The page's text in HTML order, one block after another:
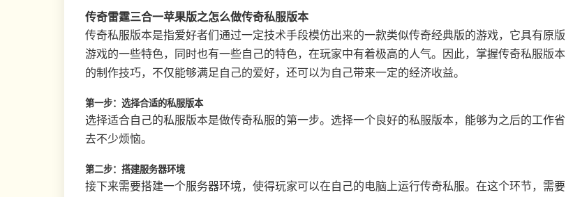
传奇雷霆三合一苹果版之怎么做传奇私服版本
传奇私服版本是指爱好者们通过一定技术手段模仿出来的一款类似传奇经典版的游戏，它具有原版
游戏的一些特色，同时也有一些自己的特色，在玩家中有着极高的人气。因此，掌握传奇私服版本
的制作技巧，不仅能够满足自己的爱好，还可以为自己带来一定的经济收益。
第一步：选择合适的私服版本
选择适合自己的私服版本是做传奇私服的第一步。选择一个良好的私服版本，能够为之后的工作省
去不少烦恼。
第二步：搭建服务器环境
接下来需要搭建一个服务器环境，使得玩家可以在自己的电脑上运行传奇私服。在这个环节，需要